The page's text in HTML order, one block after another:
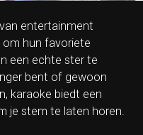
entertainment
om hun favoriete
een echte ster te
bent of gewoon
karaoke biedt een
je stem te laten horen.